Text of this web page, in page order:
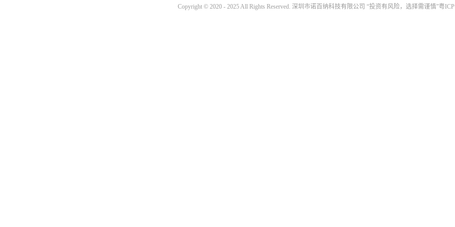
粤
Copyright © 2020 - 2025 All Rights Reserved. 深圳市诺百纳科技有限公司 “投资有风险，选择需谨慎”